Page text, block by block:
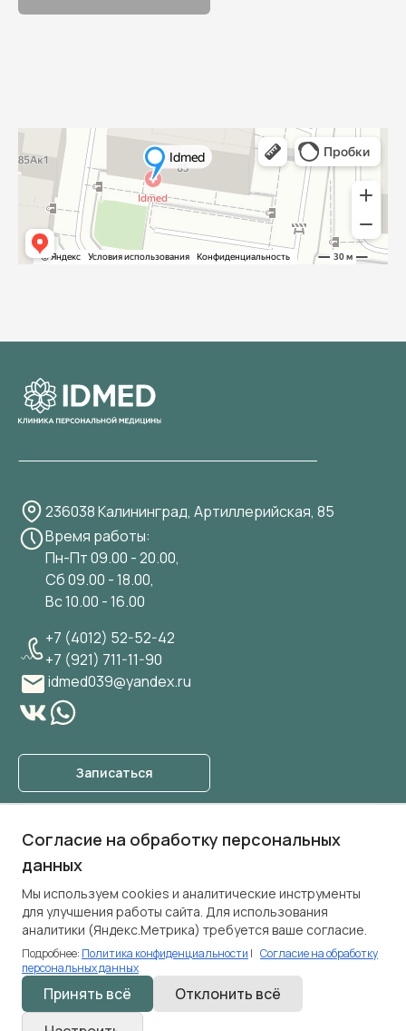
236038 Калининград, Артиллерийская, 85
Время работы:
Пн-Пт 09.00 - 20.00,
Сб 09.00 - 18.00,
Вс 10.00 - 16.00
+7 (4012) 52-52-42
+7 (921) 711-11-90
idmed039@yandex.ru
Записаться
О клинике
Прайс лист
Специалисты
Блог
Правовые документы
Политика конфиденциальности
© ООО «Айдимед» 2026
Согласие на обработку персональных
данных
Мы используем cookies и аналитические инструменты
для улучшения работы сайта. Для использования
аналитики (Яндекс.Метрика) требуется ваше согласие.
Подробнее: Политика конфиденциальности | Согласие на обработку
персональных данных
Принять всё
Отклонить всё